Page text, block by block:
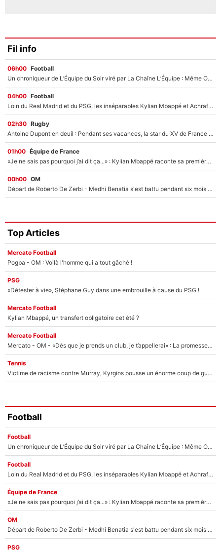
Fil info
06h00 Football
Un chroniqueur de L’Équipe du Soir viré par La Chaîne L’Équipe : Même Olivier Ménard n’avait pas pu empêcher son départ, «je l’ai appris sur Twitter, je l’ai vécu assez mal»
04h00 Football
Loin du Real Madrid et du PSG, les inséparables Kylian Mbappé et Achraf Hakimi changent d'équipe le temps d'une journée !
02h30 Rugby
Antoine Dupont en deuil : Pendant ses vacances, la star du XV de France a perdu sa grand-mère
01h00 Équipe de France
«Je ne sais pas pourquoi j’ai dit ça...» : Kylian Mbappé raconte sa première rencontre avec Zinédine Zidane (et c’est très drôle)
00h00 OM
Départ de Roberto De Zerbi - Medhi Benatia s'est battu pendant six mois pour le retenir à l'OM, le PSG a été le naufrage de trop : «Je pars avec toi»
Top Articles
Mercato Football
Pogba - OM : Voilà l'homme qui a tout gâché !
PSG
«Détester à vie», Stéphane Guy dans une embrouille à cause du PSG !
Mercato Football
Kylian Mbappé, un transfert obligatoire cet été ?
Mercato Football
Mercato - OM - «Dès que je prends un club, je t’appellerai» : La promesse de Marcelino au moment de claquer la porte
Tennis
Victime de racisme contre Murray, Kyrgios pousse un énorme coup de gueule !
Football
Football
Un chroniqueur de L’Équipe du Soir viré par La Chaîne L’Équipe : Même Olivier Ménard n’avait pas pu empêcher son départ, «je l’ai appris sur Twitter, je l’ai vécu assez mal»
Football
Loin du Real Madrid et du PSG, les inséparables Kylian Mbappé et Achraf Hakimi changent d'équipe le temps d'une journée !
Équipe de France
«Je ne sais pas pourquoi j’ai dit ça...» : Kylian Mbappé raconte sa première rencontre avec Zinédine Zidane (et c’est très drôle)
OM
Départ de Roberto De Zerbi - Medhi Benatia s'est battu pendant six mois pour le retenir à l'OM, le PSG a été le naufrage de trop : «Je pars avec toi»
PSG